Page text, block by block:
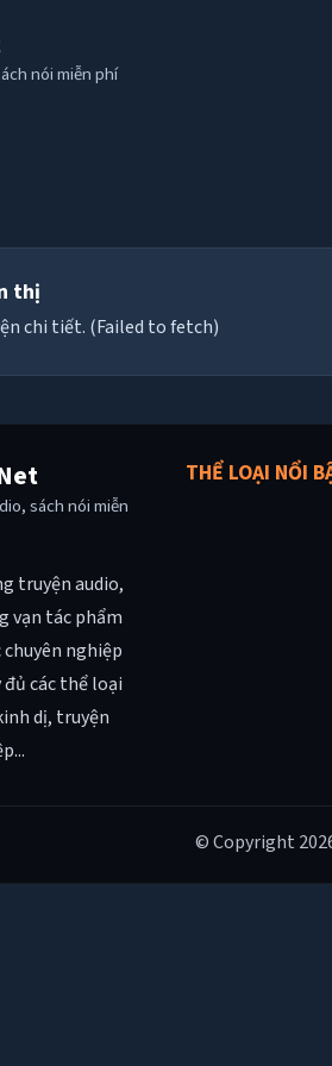
nói miễn phí
thị
chi tiết. (Failed to fetch)
sách nói miễn
truyện audio,
vạn tác phẩm
chuyên nghiệp
các thể loại
dị, truyện
THỂ LOẠI NỔI
© Copyright